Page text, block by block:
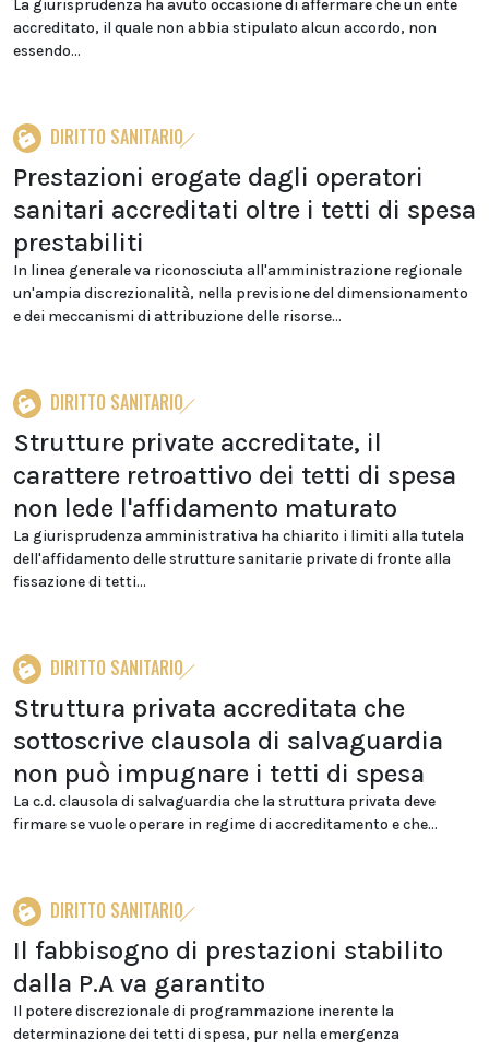
La giurisprudenza ha avuto occasione di affermare che un ente
accreditato, il quale non abbia stipulato alcun accordo, non
essendo...
DIRITTO SANITARIO
Prestazioni erogate dagli operatori
sanitari accreditati oltre i tetti di spesa
prestabiliti
In linea generale va riconosciuta all'amministrazione regionale
un'ampia discrezionalità, nella previsione del dimensionamento
e dei meccanismi di attribuzione delle risorse...
DIRITTO SANITARIO
Strutture private accreditate, il
carattere retroattivo dei tetti di spesa
non lede l'affidamento maturato
La giurisprudenza amministrativa ha chiarito i limiti alla tutela
dell'affidamento delle strutture sanitarie private di fronte alla
fissazione di tetti...
DIRITTO SANITARIO
Struttura privata accreditata che
sottoscrive clausola di salvaguardia
non può impugnare i tetti di spesa
La c.d. clausola di salvaguardia che la struttura privata deve
firmare se vuole operare in regime di accreditamento e che...
DIRITTO SANITARIO
Il fabbisogno di prestazioni stabilito
dalla P.A va garantito
Il potere discrezionale di programmazione inerente la
determinazione dei tetti di spesa, pur nella emergenza